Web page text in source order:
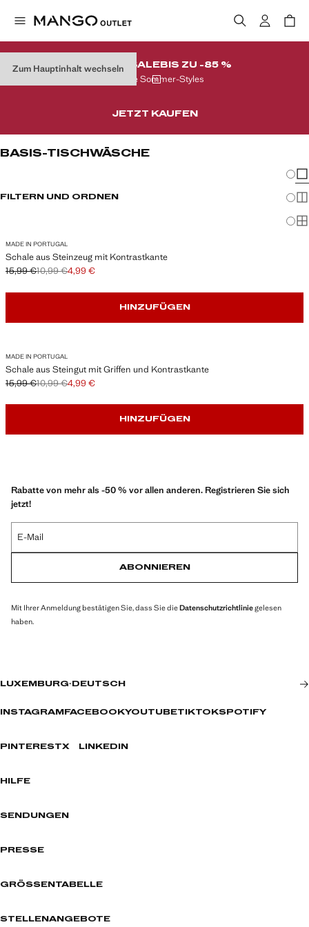
Zum Hauptinhalt wechseln
FINALER SALEBIS ZU -85 %
Auf Ihre Sommer-Styles
JETZT KAUFEN
BASIS-TISCHWÄSCHE
FILTERN UND ORDNEN
MADE IN PORTUGAL
Schale aus Steinzeug mit Kontrastkante
Ausgangspreis durchgestrichen [15,99 € ]
15,99 €
Zweiter Preis durchgestrichen [10,99 € ]
10,99 €
Aktueller Preis [4,99 € ]
4,99 €
HINZUFÜGEN
MADE IN PORTUGAL
Schale aus Steingut mit Griffen und Kontrastkante
Ausgangspreis durchgestrichen [15,99 € ]
15,99 €
Zweiter Preis durchgestrichen [10,99 € ]
10,99 €
Aktueller Preis [4,99 € ]
4,99 €
HINZUFÜGEN
Rabatte von mehr als -50 % vor allen anderen. Registrieren Sie sich
jetzt!
E-Mail
ABONNIEREN
Mit Ihrer Anmeldung bestätigen Sie, dass Sie dieDatenschutzrichtliniegelesen
haben.
LUXEMBURG· DEUTSCH
INSTAGRAM FACEBOOKYOUTUBETIKTOKSPOTIFY
PINTERESTX LINKEDIN
HILFE
SENDUNGEN
PRESSE
GRÖSSENTABELLE
STELLENANGEBOTE